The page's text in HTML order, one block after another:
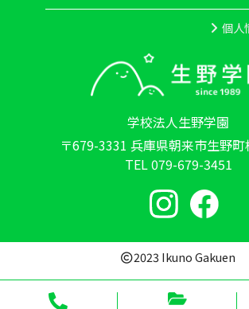
個人
学校法人生野学園
〒679-3331 兵庫県朝来市生野
TEL 079-679-3451
2023 Ikuno Gakuen